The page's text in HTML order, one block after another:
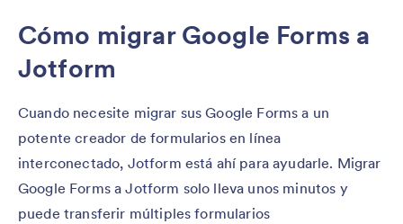
Cómo migrar Google Forms a
Jotform
Cuando necesite migrar sus Google Forms a un
potente creador de formularios en línea
interconectado, Jotform está ahí para ayudarle. Migrar
Google Forms a Jotform solo lleva unos minutos y
puede transferir múltiples formularios